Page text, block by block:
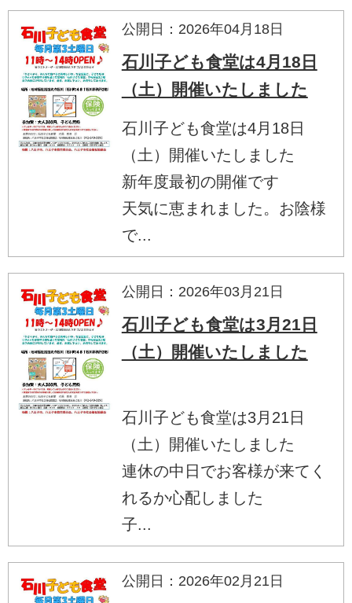
公開日：2026年04月18日
石川子ども食堂は4月18日
（土）開催いたしました
石川子ども食堂は4月18日
（土）開催いたしました
新年度最初の開催です
天気に恵まれました。お陰様
で...
公開日：2026年03月21日
石川子ども食堂は3月21日
（土）開催いたしました
石川子ども食堂は3月21日
（土）開催いたしました
連休の中日でお客様が来てく
れるか心配しました
子...
公開日：2026年02月21日